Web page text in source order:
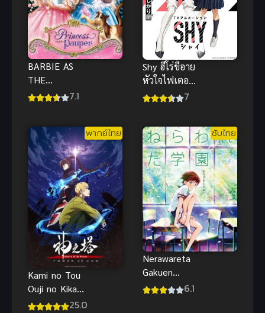
BARBIE AS
THE
PRINCESS
(2004) เจ้า
หญิงบาร์บี้และ
สาวผู้ยากไร้
พากย์ไทย
7.1
Shy ฮีโร่ขี้อาย
หัวใจไฟเตอร์
ซับไทย 2023
7
พากย์ไทย
Kami no Tou
Ouji no Kikan
หอคอย
25.0
ซับไทย
Nerawareta
Gakuen
(Psychic
6.1